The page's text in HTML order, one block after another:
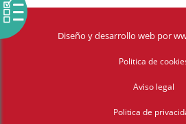
Diseño y desarrollo web por
Politica de
Aviso legal
Politica de